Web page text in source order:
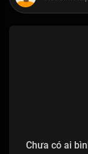
Chưa có ai